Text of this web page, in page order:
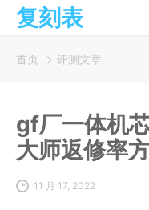
复刻表
首页 评测文章
gf厂一体机
大师返修率
11 月 17, 2022